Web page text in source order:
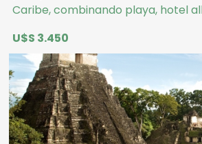
Caribe, combinando playa, hotel all
U$S 3.450